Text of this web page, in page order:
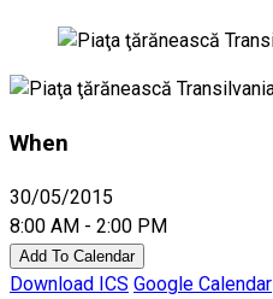
When
30/05/2015
8:00 AM - 2:00 PM
Add To Calendar
Download ICS Google Calendar